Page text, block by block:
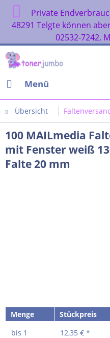
Private
48291 Telgte können
02532-7242,
Menü
Übersicht
100 MAILmedia
mit Fenster weiß
Falte 20 mm
Menge Stückpreis
bis 1 12,35 € *